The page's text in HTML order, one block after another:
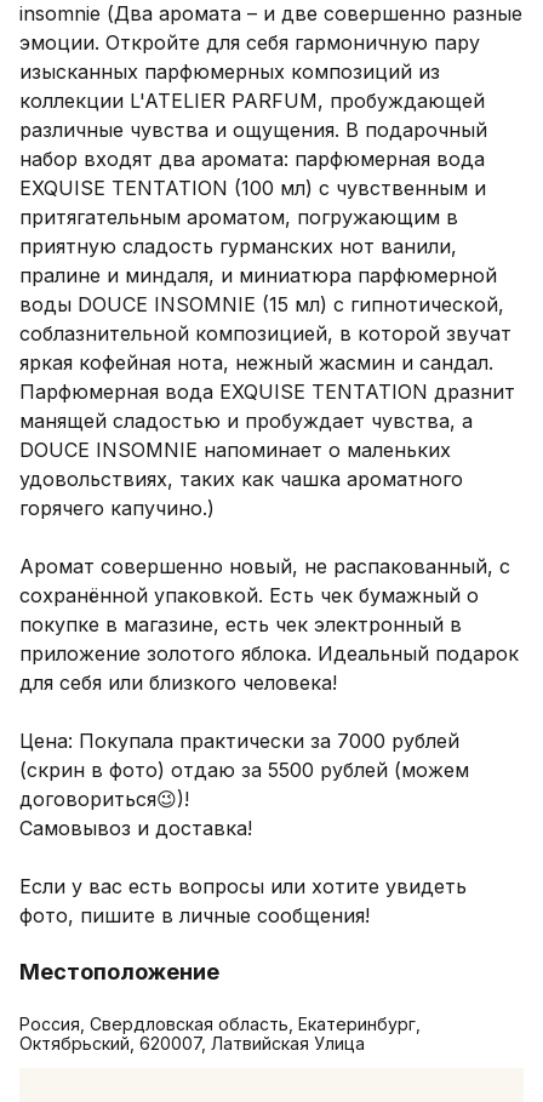
insomnie (Два аромата – и две совершенно разные
эмоции. Откройте для себя гармоничную пару
изысканных парфюмерных композиций из
коллекции L'ATELIER PARFUM, пробуждающей
различные чувства и ощущения. В подарочный
набор входят два аромата: парфюмерная вода
EXQUISE TENTATION (100 мл) с чувственным и
притягательным ароматом, погружающим в
приятную сладость гурманских нот ванили,
пралине и миндаля, и миниатюра парфюмерной
воды DOUCE INSOMNIE (15 мл) с гипнотической,
соблазнительной композицией, в которой звучат
яркая кофейная нота, нежный жасмин и сандал.
Парфюмерная вода EXQUISE TENTATION дразнит
манящей сладостью и пробуждает чувства, а
DOUCE INSOMNIE напоминает о маленьких
удовольствиях, таких как чашка ароматного
горячего капучино.)
Аромат совершенно новый, не распакованный, с
сохранённой упаковкой. Есть чек бумажный о
покупке в магазине, есть чек электронный в
приложение золотого яблока. Идеальный подарок
для себя или близкого человека!
Цена: Покупала практически за 7000 рублей
(скрин в фото) отдаю за 5500 рублей (можем
договориться😉)!
Самовывоз и доставка!
Если у вас есть вопросы или хотите увидеть
фото, пишите в личные сообщения!
Местоположение
Россия, Свердловская область, Екатеринбург,
Октябрьский, 620007, Латвийская Улица